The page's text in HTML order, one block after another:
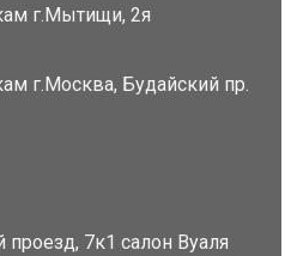
г.Мытищи, 2я
г.Москва, Будайский пр.
проезд, 7к1 салон Вуаля